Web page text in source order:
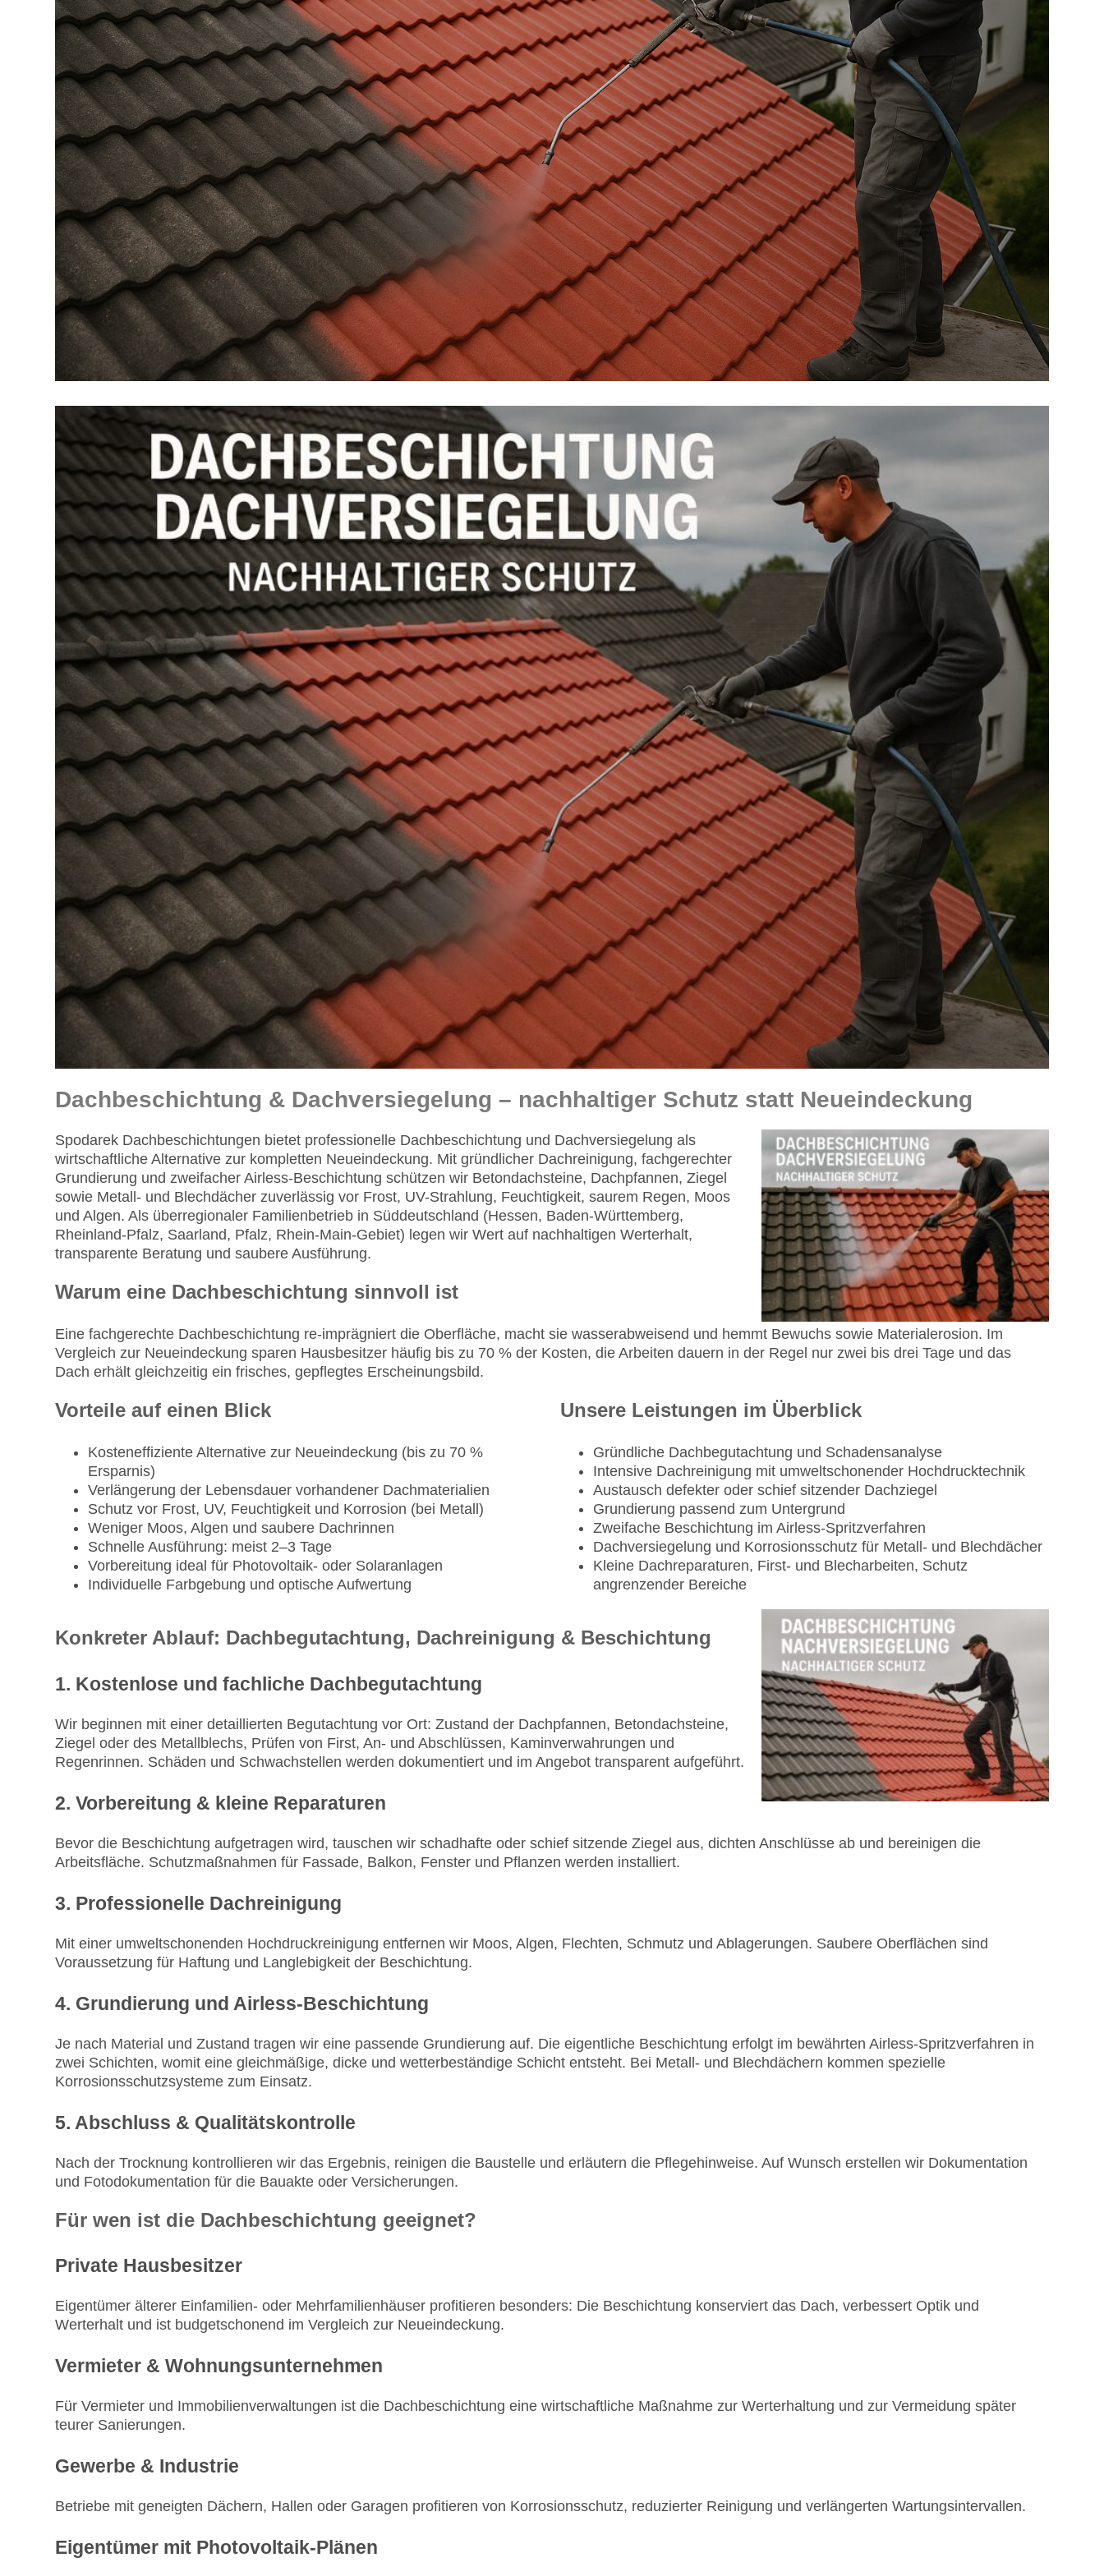
Dachbeschichtung & Dachversiegelung – nachhaltiger Schutz statt Neueindeckung
Spodarek Dachbeschichtungen bietet professionelle Dachbeschichtung und Dachversiegelung als
wirtschaftliche Alternative zur kompletten Neueindeckung. Mit gründlicher Dachreinigung, fachgerechter
Grundierung und zweifacher Airless-Beschichtung schützen wir Betondachsteine, Dachpfannen, Ziegel
sowie Metall- und Blechdächer zuverlässig vor Frost, UV-Strahlung, Feuchtigkeit, saurem Regen, Moos
und Algen. Als überregionaler Familienbetrieb in Süddeutschland (Hessen, Baden‑Württemberg,
Rheinland‑Pfalz, Saarland, Pfalz, Rhein‑Main‑Gebiet) legen wir Wert auf nachhaltigen Werterhalt,
transparente Beratung und saubere Ausführung.
Warum eine Dachbeschichtung sinnvoll ist
Eine fachgerechte Dachbeschichtung re-imprägniert die Oberfläche, macht sie wasserabweisend und hemmt Bewuchs sowie Materialerosion. Im
Vergleich zur Neueindeckung sparen Hausbesitzer häufig bis zu 70 % der Kosten, die Arbeiten dauern in der Regel nur zwei bis drei Tage und das
Dach erhält gleichzeitig ein frisches, gepflegtes Erscheinungsbild.
Vorteile auf einen Blick
Kosteneffiziente Alternative zur Neueindeckung (bis zu 70 %
Ersparnis)
Verlängerung der Lebensdauer vorhandener Dachmaterialien
Schutz vor Frost, UV, Feuchtigkeit und Korrosion (bei Metall)
Weniger Moos, Algen und saubere Dachrinnen
Schnelle Ausführung: meist 2–3 Tage
Vorbereitung ideal für Photovoltaik- oder Solaranlagen
Individuelle Farbgebung und optische Aufwertung
Unsere Leistungen im Überblick
Gründliche Dachbegutachtung und Schadensanalyse
Intensive Dachreinigung mit umweltschonender Hochdrucktechnik
Austausch defekter oder schief sitzender Dachziegel
Grundierung passend zum Untergrund
Zweifache Beschichtung im Airless-Spritzverfahren
Dachversiegelung und Korrosionsschutz für Metall- und Blechdächer
Kleine Dachreparaturen, First- und Blecharbeiten, Schutz
angrenzender Bereiche
Konkreter Ablauf: Dachbegutachtung, Dachreinigung & Beschichtung
1. Kostenlose und fachliche Dachbegutachtung
Wir beginnen mit einer detaillierten Begutachtung vor Ort: Zustand der Dachpfannen, Betondachsteine,
Ziegel oder des Metallblechs, Prüfen von First, An- und Abschlüssen, Kaminverwahrungen und
Regenrinnen. Schäden und Schwachstellen werden dokumentiert und im Angebot transparent aufgeführt.
2. Vorbereitung & kleine Reparaturen
Bevor die Beschichtung aufgetragen wird, tauschen wir schadhafte oder schief sitzende Ziegel aus, dichten Anschlüsse ab und bereinigen die
Arbeitsfläche. Schutzmaßnahmen für Fassade, Balkon, Fenster und Pflanzen werden installiert.
3. Professionelle Dachreinigung
Mit einer umweltschonenden Hochdruckreinigung entfernen wir Moos, Algen, Flechten, Schmutz und Ablagerungen. Saubere Oberflächen sind
Voraussetzung für Haftung und Langlebigkeit der Beschichtung.
4. Grundierung und Airless-Beschichtung
Je nach Material und Zustand tragen wir eine passende Grundierung auf. Die eigentliche Beschichtung erfolgt im bewährten Airless-Spritzverfahren in
zwei Schichten, womit eine gleichmäßige, dicke und wetterbeständige Schicht entsteht. Bei Metall- und Blechdächern kommen spezielle
Korrosionsschutzsysteme zum Einsatz.
5. Abschluss & Qualitätskontrolle
Nach der Trocknung kontrollieren wir das Ergebnis, reinigen die Baustelle und erläutern die Pflegehinweise. Auf Wunsch erstellen wir Dokumentation
und Fotodokumentation für die Bauakte oder Versicherungen.
Für wen ist die Dachbeschichtung geeignet?
Private Hausbesitzer
Eigentümer älterer Einfamilien- oder Mehrfamilienhäuser profitieren besonders: Die Beschichtung konserviert das Dach, verbessert Optik und
Werterhalt und ist budgetschonend im Vergleich zur Neueindeckung.
Vermieter & Wohnungsunternehmen
Für Vermieter und Immobilienverwaltungen ist die Dachbeschichtung eine wirtschaftliche Maßnahme zur Werterhaltung und zur Vermeidung später
teurer Sanierungen.
Gewerbe & Industrie
Betriebe mit geneigten Dächern, Hallen oder Garagen profitieren von Korrosionsschutz, reduzierter Reinigung und verlängerten Wartungsintervallen.
Eigentümer mit Photovoltaik‑Plänen